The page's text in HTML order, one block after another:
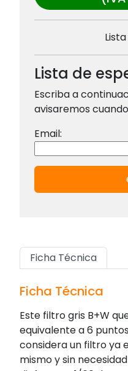
Lista de
Escriba a
avisaremos
Email:
Ficha Técnica
Ficha Técnica
Este filtro gris B+W
equivalente a 6
considera un filtro ya
mismo y sin